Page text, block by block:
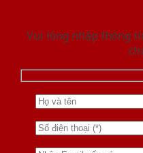
Vui lòng nhập thông